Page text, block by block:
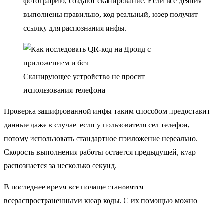
выполнены правильно, код реальный, юзер получит
ссылку для распознания инфы.
Сканирующее устройство не просит
использования телефона
Проверка зашифрованной инфы таким способом предоставит
данные даже в случае, если у пользователя сел телефон,
потому использовать стандартное приложение нереально.
Скорость выполнения работы остается предыдущей, куар
распознается за несколько секунд.
В последнее время все почаще становятся
всераспространенными кюар коды. С их помощью можно